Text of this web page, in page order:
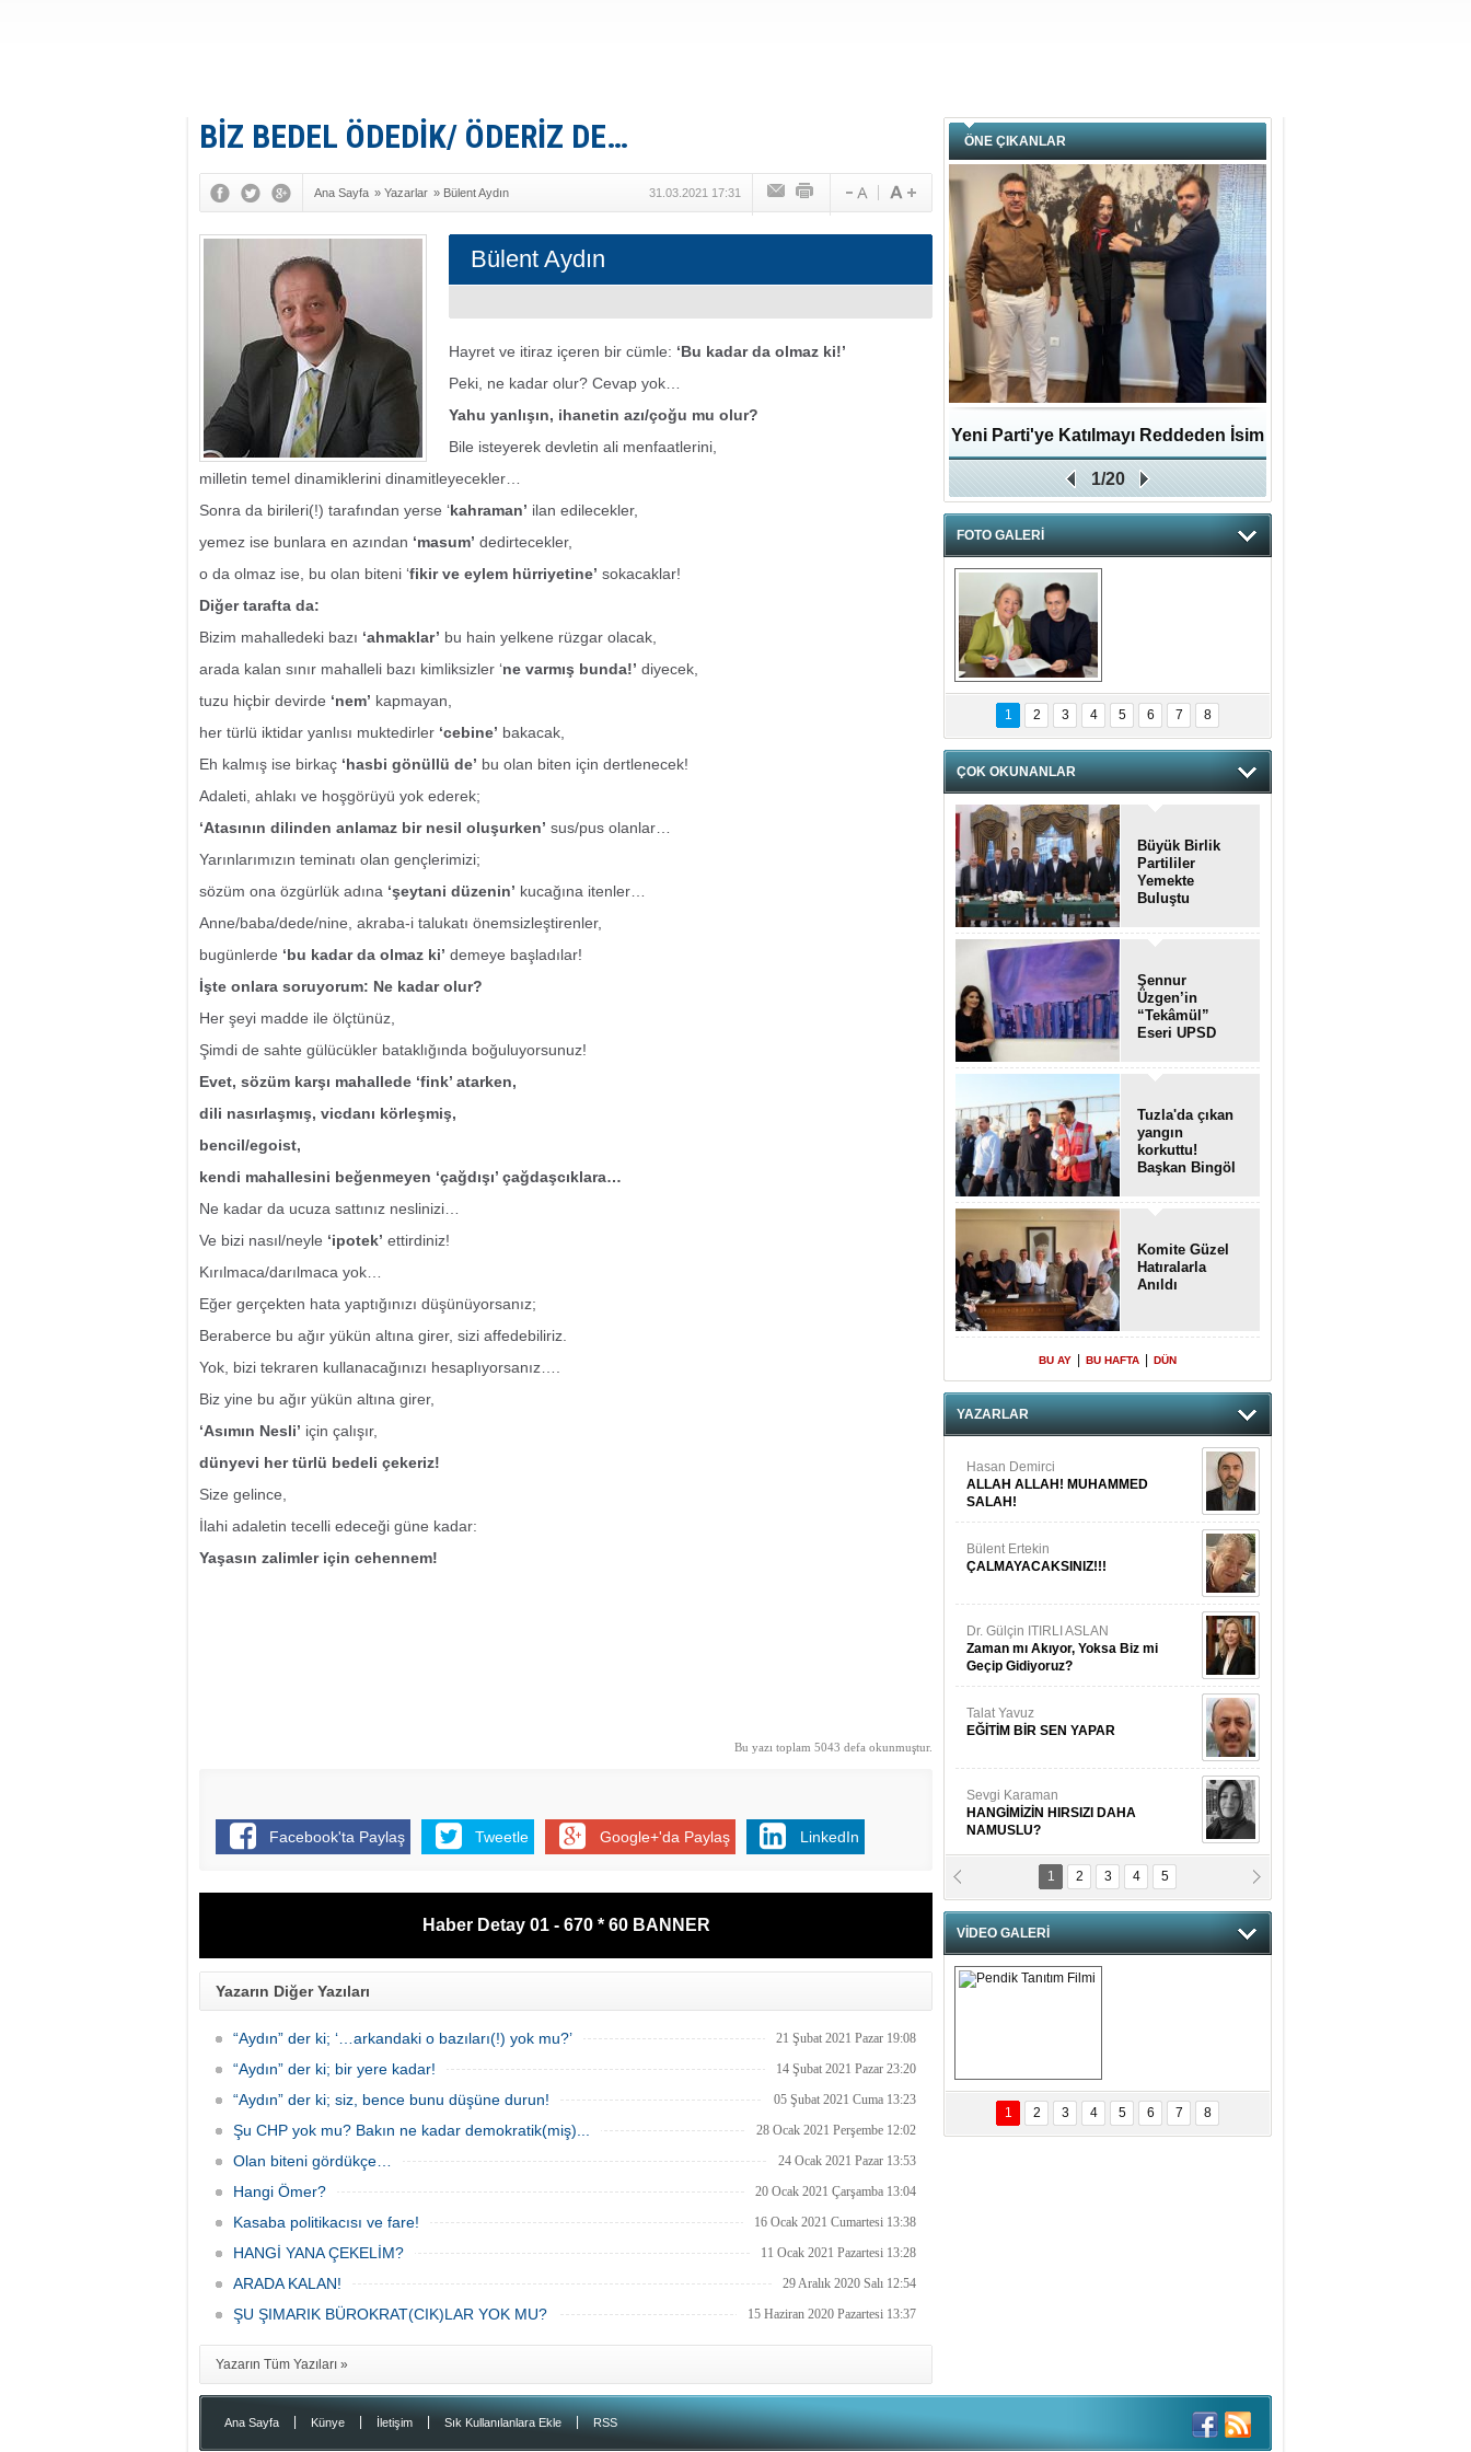
BİZ BEDEL ÖDEDİK/ ÖDERİZ DE…
Ana Sayfa » Yazarlar » Bülent Aydın 31.03.2021 17:31
Bülent Aydın
Hayret ve itiraz içeren bir cümle: ‘Bu kadar da olmaz ki!’
Peki, ne kadar olur? Cevap yok…
Yahu yanlışın, ihanetin azı/çoğu mu olur?
Bile isteyerek devletin ali menfaatlerini,
milletin temel dinamiklerini dinamitleyecekler…
Sonra da birileri(!) tarafından yerse ‘kahraman’ ilan edilecekler,
yemez ise bunlara en azından ‘masum’ dedirtecekler,
o da olmaz ise, bu olan biteni ‘fikir ve eylem hürriyetine’ sokacaklar!
Diğer tarafta da:
Bizim mahalledeki bazı ‘ahmaklar’ bu hain yelkene rüzgar olacak,
arada kalan sınır mahalleli bazı kimliksizler ‘ne varmış bunda!’ diyecek,
tuzu hiçbir devirde ‘nem’ kapmayan,
her türlü iktidar yanlısı muktedirler ‘cebine’ bakacak,
Eh kalmış ise birkaç ‘hasbi gönüllü de’ bu olan biten için dertlenecek!
Adaleti, ahlakı ve hoşgörüyü yok ederek;
‘Atasının dilinden anlamaz bir nesil oluşurken’ sus/pus olanlar…
Yarınlarımızın teminatı olan gençlerimizi;
sözüm ona özgürlük adına ‘şeytani düzenin’ kucağına itenler…
Anne/baba/dede/nine, akraba-i talukatı önemsizleştirenler,
bugünlerde ‘bu kadar da olmaz ki’ demeye başladılar!
İşte onlara soruyorum: Ne kadar olur?
Her şeyi madde ile ölçtünüz,
Şimdi de sahte gülücükler bataklığında boğuluyorsunuz!
Evet, sözüm karşı mahallede ‘fink’ atarken,
dili nasırlaşmış, vicdanı körleşmiş,
bencil/egoist,
kendi mahallesini beğenmeyen ‘çağdışı’ çağdaşcıklara…
Ne kadar da ucuza sattınız neslinizi…
Ve bizi nasıl/neyle ‘ipotek’ ettirdiniz!
Kırılmaca/darılmaca yok…
Eğer gerçekten hata yaptığınızı düşünüyorsanız;
Beraberce bu ağır yükün altına girer, sizi affedebiliriz.
Yok, bizi tekraren kullanacağınızı hesaplıyorsanız….
Biz yine bu ağır yükün altına girer,
‘Asımın Nesli’ için çalışır,
dünyevi her türlü bedeli çekeriz!
Size gelince,
İlahi adaletin tecelli edeceği güne kadar:
Yaşasın zalimler için cehennem!
Bu yazı toplam 5043 defa okunmuştur.
Facebook'ta Paylaş Tweetle Google+'da Paylaş LinkedIn
Haber Detay 01 - 670 * 60 BANNER
Yazarın Diğer Yazıları
“Aydın” der ki; ‘…arkandaki o bazıları(!) yok mu?’ 21 Şubat 2021 Pazar 19:08
“Aydın” der ki; bir yere kadar! 14 Şubat 2021 Pazar 23:20
“Aydın” der ki; siz, bence bunu düşüne durun! 05 Şubat 2021 Cuma 13:23
Şu CHP yok mu? Bakın ne kadar demokratik(miş)... 28 Ocak 2021 Perşembe 12:02
Olan biteni gördükçe… 24 Ocak 2021 Pazar 13:53
Hangi Ömer? 20 Ocak 2021 Çarşamba 13:04
Kasaba politikacısı ve fare! 16 Ocak 2021 Cumartesi 13:38
HANGİ YANA ÇEKELİM? 11 Ocak 2021 Pazartesi 13:28
ARADA KALAN! 29 Aralık 2020 Salı 12:54
ŞU ŞIMARIK BÜROKRAT(CIK)LAR YOK MU? 15 Haziran 2020 Pazartesi 13:37
Yazarın Tüm Yazıları »
ÖNE ÇIKANLAR
Yeni Parti'ye Katılmayı Reddeden İsim
Zafer Partisi'ne katıldı
1/20
FOTO GALERİ
hnzzzna
1 2 3 4 5 6 7 8
ÇOK OKUNANLAR
Büyük Birlik
Partililer
Yemekte
Buluştu
Şennur
Üzgen’in
“Tekâmül”
Eseri UPSD
Sergisi’nde
Tuzla'da çıkan
yangın
korkuttu!
Başkan Bingöl
Komite Güzel
Hatıralarla
Anıldı
BU AY BU HAFTA DÜN
YAZARLAR
Hasan Demirci
ALLAH ALLAH! MUHAMMED
SALAH!
Bülent Ertekin
ÇALMAYACAKSINIZ!!!
Dr. Gülçin ITIRLI ASLAN
Zaman mı Akıyor, Yoksa Biz mi
Geçip Gidiyoruz?
Talat Yavuz
EĞİTİM BİR SEN YAPAR
Sevgi Karaman
HANGİMİZİN HIRSIZI DAHA
NAMUSLU?
Prof. Dr. Cahit Kurbanoğlu
Fatma Saçak Akbulut
SANAL KERHANE!
Abbas Levent Ertekin
Sanal Medyanın Dijital Savaş Alanı
1 2 3 4 5
VİDEO GALERİ
Pendik Tanıtım
Filmi
1 2 3 4 5 6 7 8
Ana Sayfa Künye İletişim Sık Kullanılanlara Ekle | RSS